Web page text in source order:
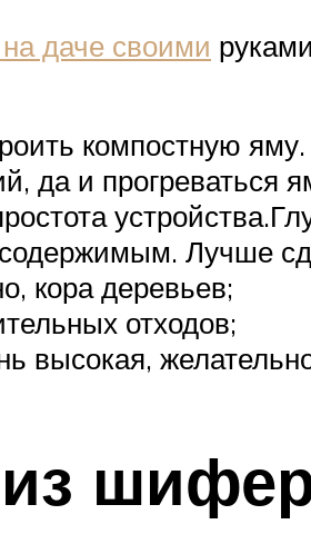
даче своими
компостную
да и
Лучше
кора деревьев;
отходов;
высокая,